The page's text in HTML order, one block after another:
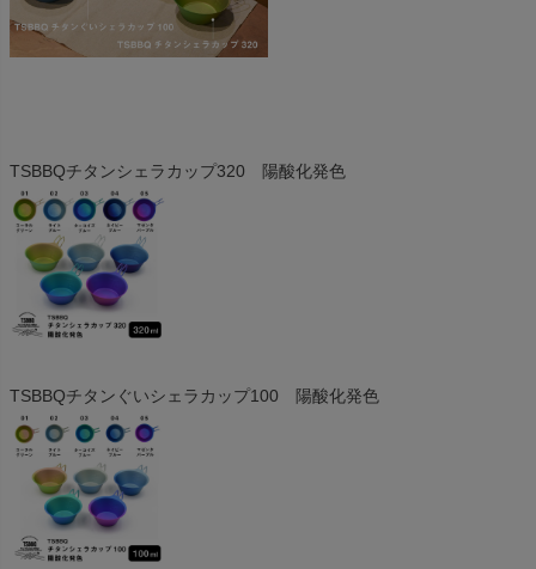
TSBBQチタンシェラカップ320 陽酸化発色
TSBBQチタンぐいシェラカップ100 陽酸化発色